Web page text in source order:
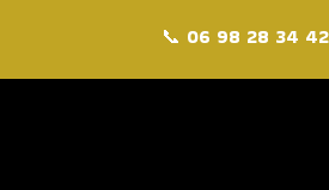
📞 06 98 28 34 42